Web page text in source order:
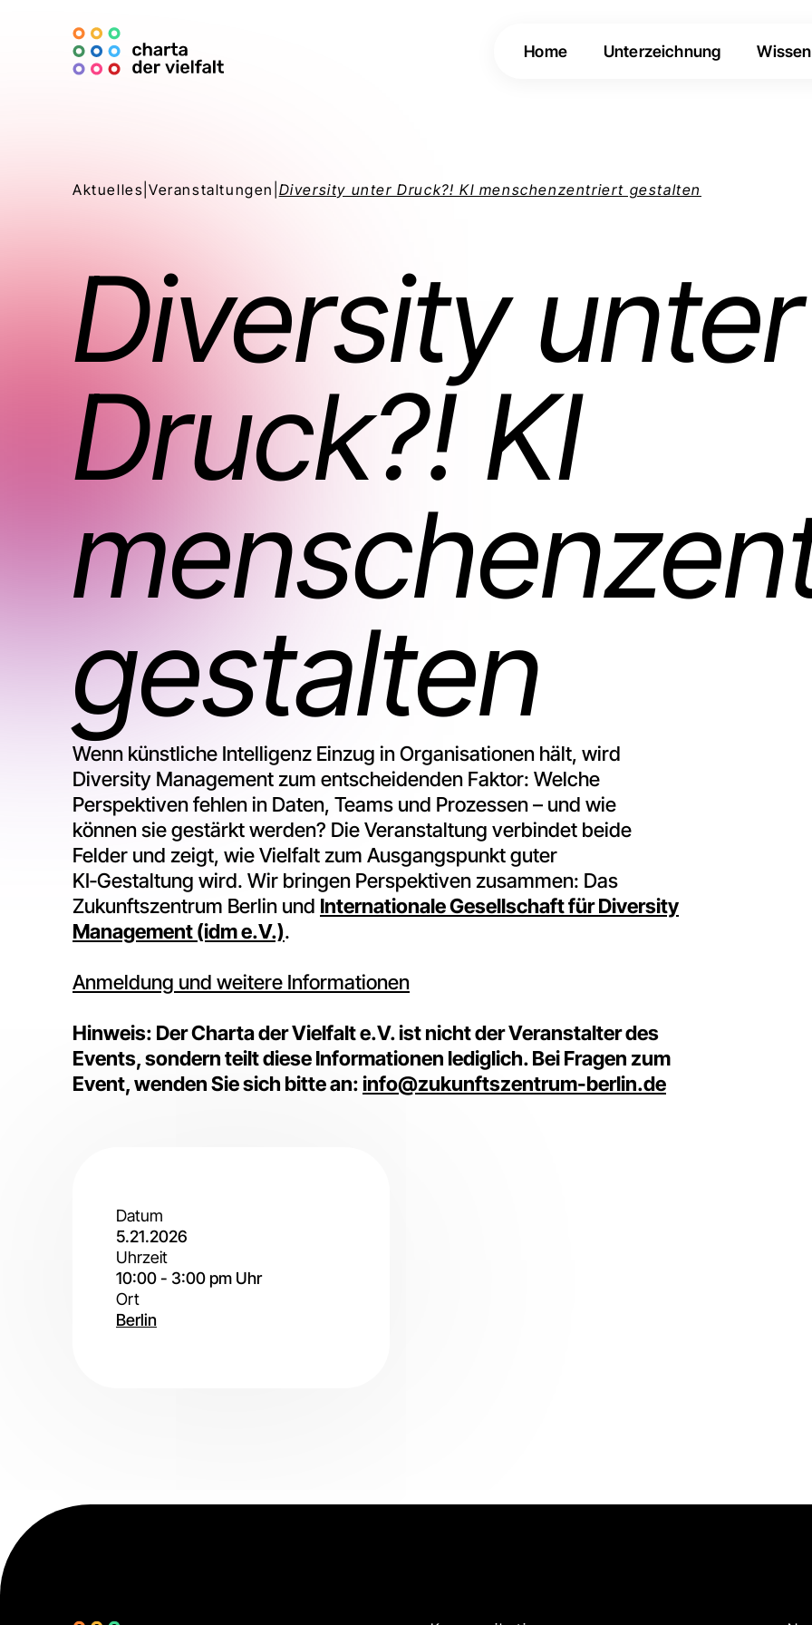
Home Unterzeichnung Wissen
Aktuelles |Veranstaltungen Diversity unter Druck?! KI menschenzentriert gestalten
Diversity unter
Druck?! KI
gestalten
Wenn künstliche Intelligenz Einzug in Organisationen hält, wird
Diversity Management zum entscheidenden Faktor: Welche
Perspektiven fehlen in Daten, Teams und Prozessen – und wie
können sie gestärkt werden? Die Veranstaltung verbindet beide
Felder und zeigt, wie Vielfalt zum Ausgangspunkt guter
KI‑Gestaltung wird. Wir bringen Perspektiven zusammen: Das
Zukunftszentrum Berlin und Internationale Gesellschaft für Diversity
Management (idm e.V.).
Anmeldung und weitere Informationen
Hinweis: Der Charta der Vielfalt e.V. ist nicht der Veranstalter des
Events, sondern teilt diese Informationen lediglich. Bei Fragen zum
Event, wenden Sie sich bitte an: info@zukunftszentrum-berlin.de
Datum
5.21.2026
Uhrzeit
10:00- 3:00 pm Uhr
Ort
Berlin
Vor
Ort